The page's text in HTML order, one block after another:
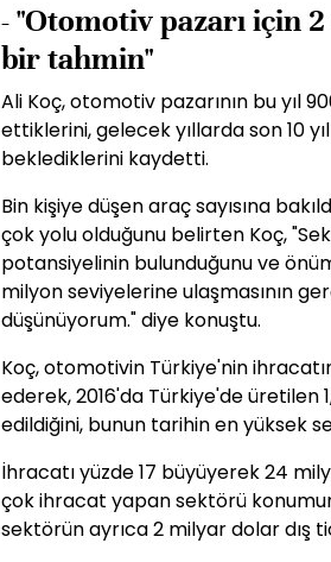
- "Otomotiv pazarı için
bir tahmin"
Ali Koç, otomotiv pazarının bu yıl
ettiklerini, gelecek yıllarda son 10
beklediklerini kaydetti.
Bin kişiye düşen araç sayısına
çok yolu olduğunu belirten Koç,
potansiyelinin bulunduğunu ve
milyon seviyelerine ulaşmasının
düşünüyorum." diye konuştu.
Koç, otomotivin Türkiye'nin
ederek, 2016'da Türkiye'de üretilen
edildiğini, bunun tarihin en yüksek
İhracatı yüzde 17 büyüyerek 24
çok ihracat yapan sektörü
sektörün ayrıca 2 milyar dolar dış